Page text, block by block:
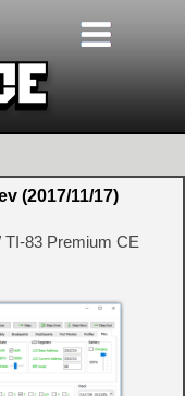
(2017/11/17)
TI-83 Premium CE